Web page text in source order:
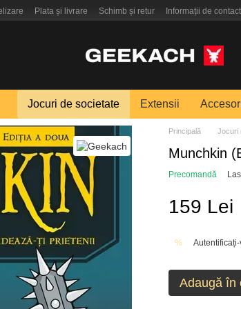
Plata și livrare Schimb și retur Informații de contact
Jocuri de societate Extensii
Principală Jocuri
Munchkin
Precomandă
159 Lei
% Autentificați-
Adaugă în